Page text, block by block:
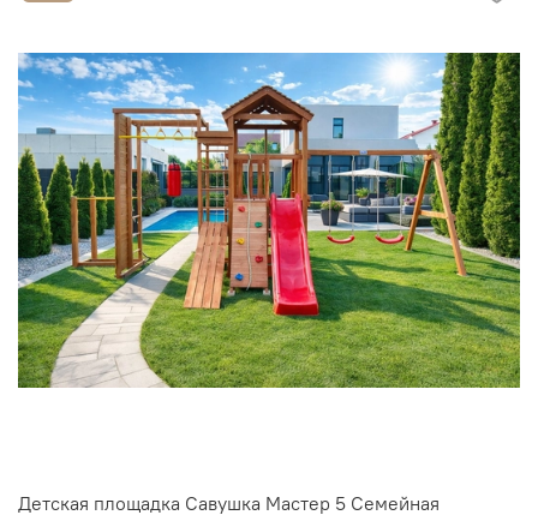
Детская площадка Савушка Мастер 5 Семейная